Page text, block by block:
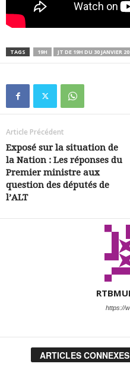
TAGS 19H JT DE 19H DU 30 JANVIER
Article Précédent
Exposé sur la situation de
la Nation : Les réponses du
Premier ministre aux
question des députés de
l’ALT
https://
ARTICLES CONNEXES